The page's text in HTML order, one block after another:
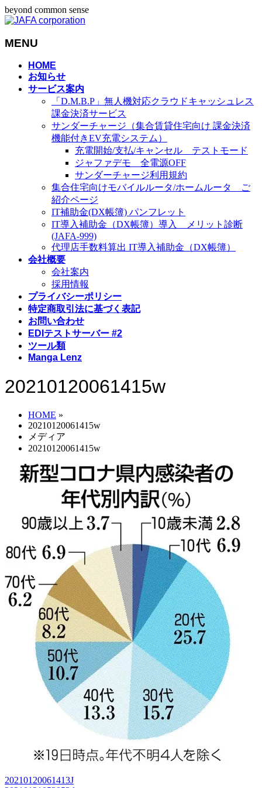
beyond common sense
MENU
HOME
お知らせ
サービス案内
「D.M.B.P」無人機対応クラウドキャッシュレス
課金決済サービス
サンダーチャージ（集合賃貸住宅向け 課金決済
機能付きEV充電システム）
充電開始/支払/キャンセル テストモード
ジャファデモ 全電源OFF
サンダーチャージ利用規約
集合住宅向けモバイルルータ/ホームルータ ご
紹介ページ
IT補助金(DX帳簿) パンフレット
IT導入補助金（DX帳簿）導入 メリット診断
(JAFA-999)
代理店手数料算出 IT導入補助金（DX帳簿）
会社概要
会社案内
採用情報
プライバシーポリシー
特定商取引法に基づく表記
お問い合わせ
EDIテストサーバー #2
ツール類
Manga Lenz
20210120061415w
HOME »
20210120061415w
メディア
20210120061415w
20210120061413J